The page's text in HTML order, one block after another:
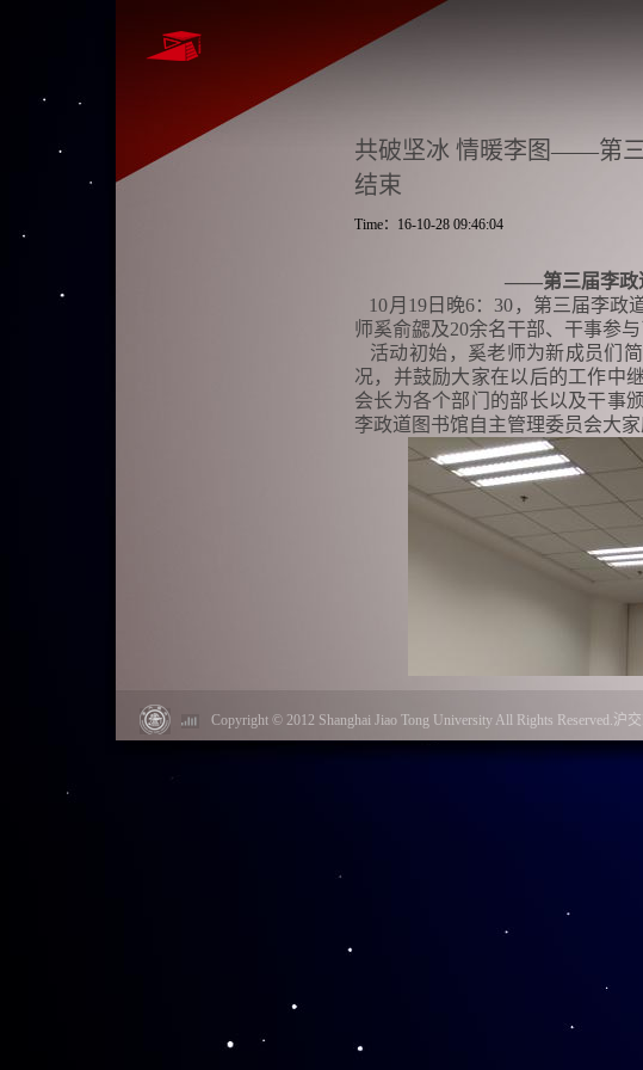
共破坚冰 情暖李图——第
结束
Time：16-10-28 09:46:04
——第三届李政
10月19日晚6：30，第三届李政
师奚俞勰及20余名干部、干事参与
活动初始，奚老师为新成员们
况，并鼓励大家在以后的工作中
会长为各个部门的部长以及干事
李政道图书馆自主管理委员会大家
Copyright © 2012 Shanghai Jiao Tong University All Rights Reserved.沪